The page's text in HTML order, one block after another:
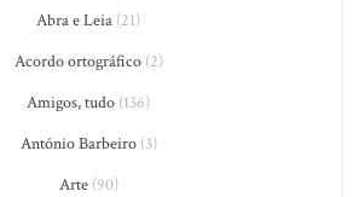
Abra e Leia (21)
Acordo ortográfico(2)
Amigos, tudo (136)
António Barbeiro(3)
Arte(90)